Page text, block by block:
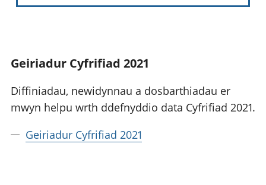
Geiriadur Cyfrifiad 2021
Diffiniadau, newidynnau a dosbarthiadau er
mwyn helpu wrth ddefnyddio data Cyfrifiad 2021.
Geiriadur Cyfrifiad 2021